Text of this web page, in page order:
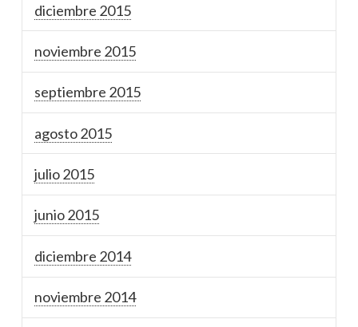
diciembre 2015
noviembre 2015
septiembre 2015
agosto 2015
julio 2015
junio 2015
diciembre 2014
noviembre 2014